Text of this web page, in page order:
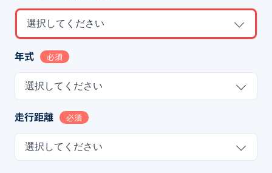
選択してください
年式 必須
選択してください
走行距離 必須
選択してください